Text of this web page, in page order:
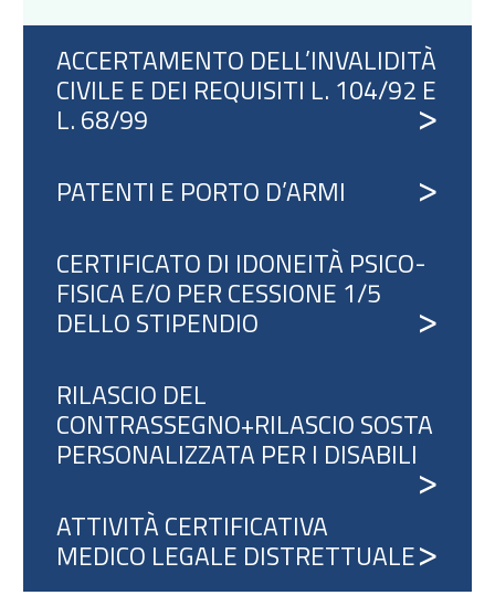
ACCERTAMENTO DELL’INVALIDITÀ
CIVILE E DEI REQUISITI L. 104/92 E
L. 68/99
PATENTI E PORTO D’ARMI
CERTIFICATO DI IDONEITÀ PSICO-
FISICA E/O PER CESSIONE 1/5
DELLO STIPENDIO
RILASCIO DEL
CONTRASSEGNO+RILASCIO SOSTA
PERSONALIZZATA PER I DISABILI
ATTIVITÀ CERTIFICATIVA
MEDICO LEGALE DISTRETTUALE